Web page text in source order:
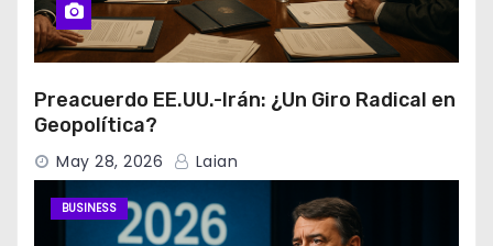
Preacuerdo EE.UU.-Irán: ¿Un Giro Radical en
Geopolítica?
May 28, 2026 Laian
BUSINESS